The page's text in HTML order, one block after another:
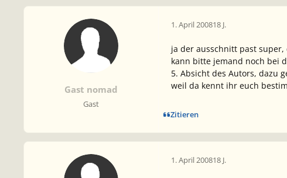
Gast nomad
Gast
1. April 200818 J.
ja der ausschnitt past super,
kann bitte jemand noch bei
5. Absicht des Autors, dazu
weil da kennt ihr euch
Zitieren
1. April 200818 J.